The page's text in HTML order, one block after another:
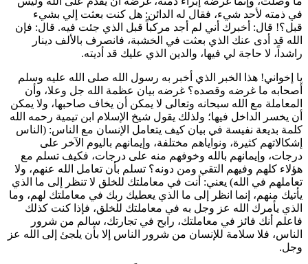
في ذمته لأحد شيء، فقال له الدائن: هل كنت بعثت إلي بشيء
قبل؟! قال: أخبرك أني لم أجد مركباً قبل الذي جئت فيه. قال: فإن
الله قد أدى عنك الذي بعثت في الخشبة، فانصرف بالألف دينار
راشداً، لا حاجة لي فيها، والدين الذي عليك قد أديته.
يا إخواني! هذا الخبر الذي أخبر به رسول الله صلى الله عليه وسلم
أصحابه ما غرضه وقصده؟ غرضه بيان عظمة الله جل وعلا، وأن
المعاملة مع الله سبحانه وتعالى لا يمكن أن يخاف صاحبها، ولا يمكن
أن يخسر الداخل فيها؛ ولذلك يقول شيخ الإسلام ابن تيمية رحمه الله
كلمة بديعة نفيسة في بيان كيف يتعامل الإنسان مع الناس: (الناس
إشكالاتهم كثيرة، ونواياهم مختلفة، وإيمانهم باليوم الآخر على
درجات، وإيمانهم بالله وخوفهم منه على درجات، فكيف تسلم مع
هؤلاء كلهم وفيهم التقي ومن دونه؟ تسلم بأن تعامل الله عنهم، ولا
تعاملهم في الله) يعني: أنت في معاملتك للخلق لا تنظر إلى ما الذي
يأتيك منهم، إنما انظر إلى ما الذي يعطيك ربك في معاملتك لهم، وما
الذي يأمرك الله عز وجل به في معاملتك للخلق، فإذا كنت كذلك
فاعلم أنك فائز في معاملتك، رابح في تجارتك، سالم من شرور
الناس، فلا سلامة للإنسان من شرور الناس إلا بأن يلجئ إلى الله عز
وجل.